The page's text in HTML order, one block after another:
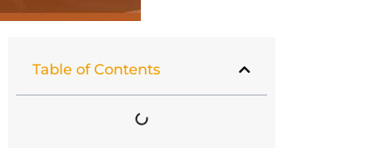
Table of Contents